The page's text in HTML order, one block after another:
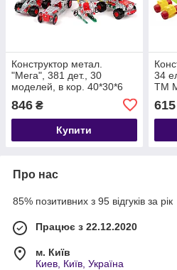
Конструктор метал.
"Мега", 381 дет., 30
моделей, в кор. 40*30*6
см, ТМ Технок, Україна (5
шт.)
846 ₴
Купити
34
ТМ
615
Про нас
85% позитивних з 95 відгуків за рік
Працює з 22.12.2020
м. Київ
Киев, Київ, Україна